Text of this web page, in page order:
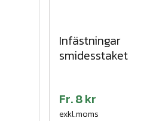
Infästningar
smidesstaket
Fr.8 kr
exkl.moms